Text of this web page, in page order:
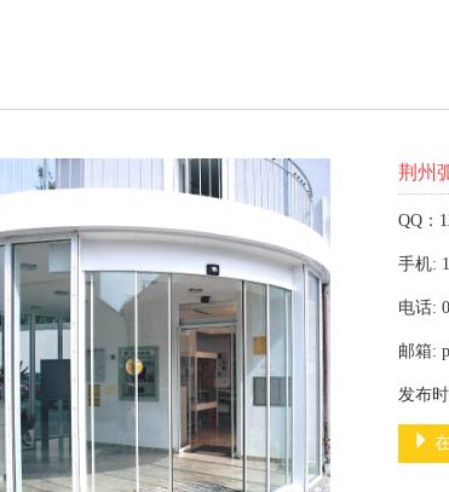
荆州
QQ：
手机:
电话:
邮箱:
发布